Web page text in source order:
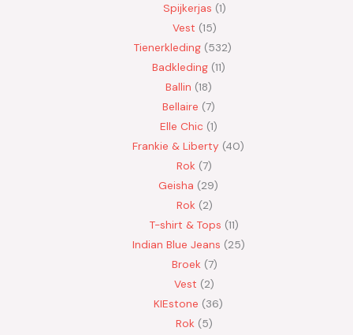
Spijkerjas 1
Vest 15
Tienerkleding 532
Badkleding 11
Ballin 18
Bellaire 7
Elle Chic 1
Frankie & Liberty 40
Rok 7
Geisha
29
Rok 2
T-shirt & Tops 11
Indian Blue Jeans 25
Broek 7
Vest
2
KIEstone
36
Rok 5